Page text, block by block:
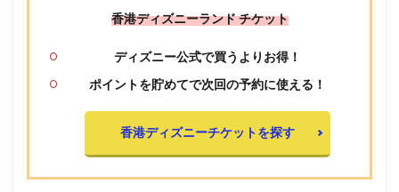
香港ディズニーランド チケット
ディズニー公式で買うよりお得！
ポイントを貯めてで次回の予約に使える！
香港ディズニーチケットを探す